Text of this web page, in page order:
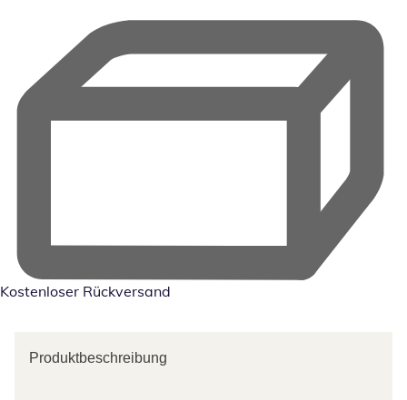
Kostenloser Rückversand
Produktbeschreibung